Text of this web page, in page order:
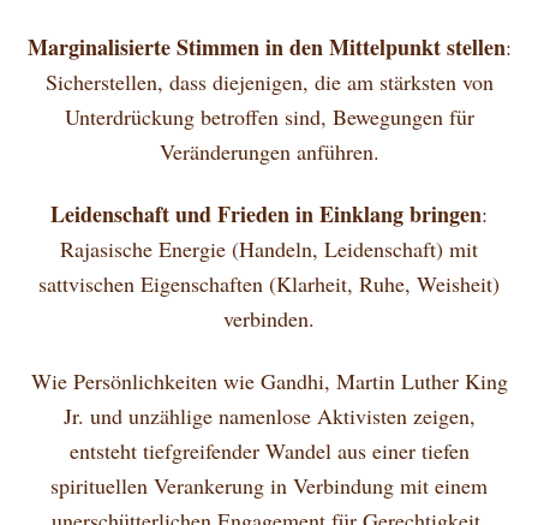
Marginalisierte Stimmen in den Mittelpunkt stellen:
Sicherstellen, dass diejenigen, die am stärksten von
Unterdrückung betroffen sind, Bewegungen für
Veränderungen anführen.
Leidenschaft und Frieden in Einklang bringen:
Rajasische Energie (Handeln, Leidenschaft) mit
sattvischen Eigenschaften (Klarheit, Ruhe, Weisheit)
verbinden.
Wie Persönlichkeiten wie Gandhi, Martin Luther King
Jr. und unzählige namenlose Aktivisten zeigen,
entsteht tiefgreifender Wandel aus einer tiefen
spirituellen Verankerung in Verbindung mit einem